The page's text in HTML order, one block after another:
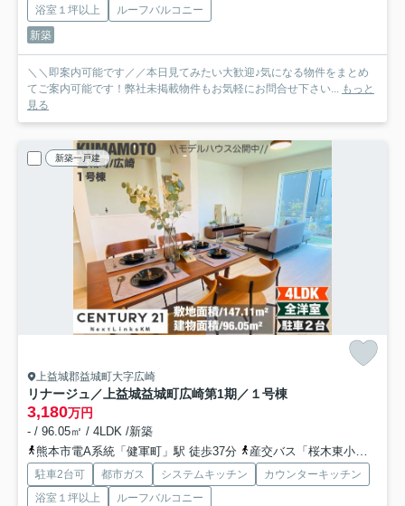
浴室１坪以上
ルーフバルコニー
新築
＼＼即案内可能です／／本日見てみたい大歓迎♪気になる物件をまとめ
てご案内可能です！弊社未掲載物件もお気軽にお問合せ下さい... もっと
見る
新築一戸建
上益城郡益城町大字広崎
リナージュ／上益城益城町広崎第1期／１号棟
3,180万円
- / 96.05㎡ / 4LDK /新築
熊本市電A系統「健軍町」駅 徒歩37分
産交バス「桜木東小学校前」バス停下車 徒歩5分
駐車2台可 都市ガス システムキッチン
カウンターキッチン
浴室１坪以上
ルーフバルコニー